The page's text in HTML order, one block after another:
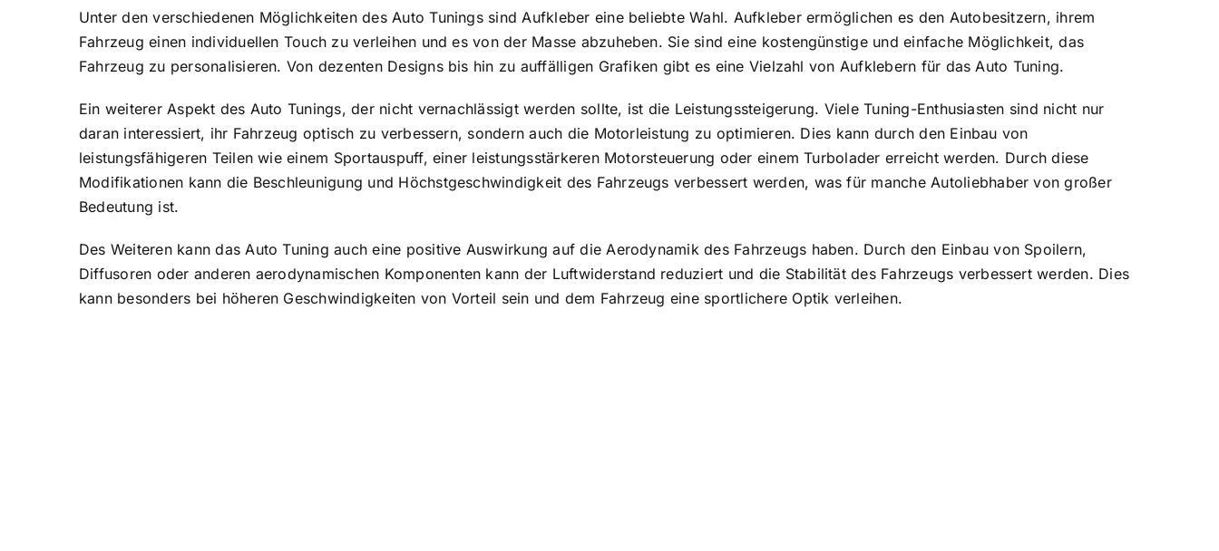
Unter den verschiedenen Möglichkeiten des Auto Tunings sind Aufkleber eine beliebte Wahl. Aufkleber ermöglichen es den Autobesitzern, ihrem
Fahrzeug einen individuellen Touch zu verleihen und es von der Masse abzuheben. Sie sind eine kostengünstige und einfache Möglichkeit, das
Fahrzeug zu personalisieren. Von dezenten Designs bis hin zu auffälligen Grafiken gibt es eine Vielzahl von Aufklebern für das Auto Tuning.
Ein weiterer Aspekt des Auto Tunings, der nicht vernachlässigt werden sollte, ist die Leistungssteigerung. Viele Tuning-Enthusiasten sind nicht nur
daran interessiert, ihr Fahrzeug optisch zu verbessern, sondern auch die Motorleistung zu optimieren. Dies kann durch den Einbau von
leistungsfähigeren Teilen wie einem Sportauspuff, einer leistungsstärkeren Motorsteuerung oder einem Turbolader erreicht werden. Durch diese
Modifikationen kann die Beschleunigung und Höchstgeschwindigkeit des Fahrzeugs verbessert werden, was für manche Autoliebhaber von großer
Bedeutung ist.
Des Weiteren kann das Auto Tuning auch eine positive Auswirkung auf die Aerodynamik des Fahrzeugs haben. Durch den Einbau von Spoilern,
Diffusoren oder anderen aerodynamischen Komponenten kann der Luftwiderstand reduziert und die Stabilität des Fahrzeugs verbessert werden. Dies
kann besonders bei höheren Geschwindigkeiten von Vorteil sein und dem Fahrzeug eine sportlichere Optik verleihen.